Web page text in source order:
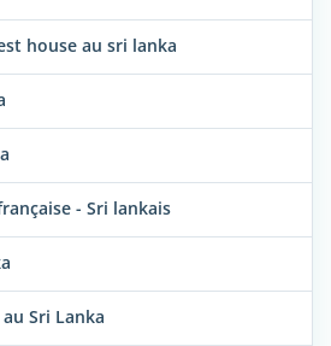
house au sri lanka
- Sri lankais
Sri Lanka